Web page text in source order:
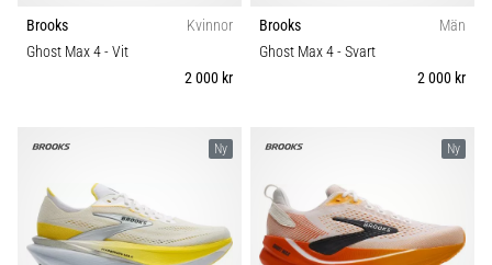
Brooks
Kvinnor
Ghost Max 4- Vit
2 000 kr
Brooks
Män
Ghost Max 4- Svart
2 000 kr
Ny Ny